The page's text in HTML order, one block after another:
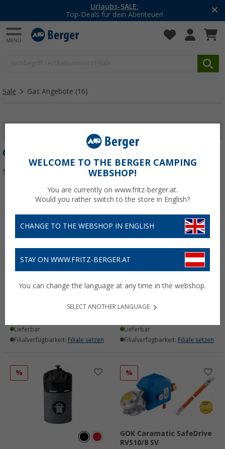
Urlaubs-SALE:
Top-Deals für dein Abenteuer!
Sale Gas Angebote (16)
GAS ANGEBOTE
Sortieren:
Stahl-Gasflaschen
Lieferbar
Filialverfügbarkeit: Filiale setzen
Gasflaschen
Lieferbar
Filialverfügbarkeit: Filiale setzen
% %
GOK Caramatic SafeDrive
RVS10/8 SV
WELCOME TO THE BERGER CAMPING
WEBSHOP!
You are currently on www.fritz-berger.at.
Would you rather switch to the store in English?
CHANGE TO THE WEBSHOP IN ENGLISH
STAY ON WWW.FRITZ-BERGER.AT
You can change the language at any time in the webshop.
SELECT ANOTHER LANGUAGE